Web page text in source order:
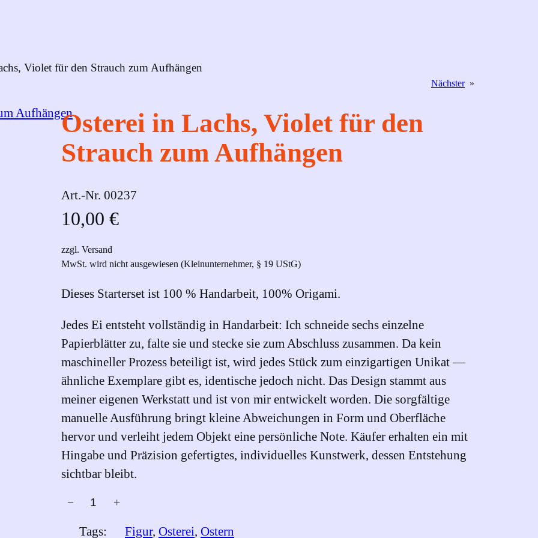
Violet für den Strauch zum Aufhängen
Nächster »
Osterei in Lachs, Violet für den
Strauch zum Aufhängen
Art.-Nr. 00237
10,00 €
zzgl. Versand
MwSt. wird nicht ausgewiesen (Kleinunternehmer, § 19 UStG)
Dieses Starterset ist 100 % Handarbeit, 100% Origami.
Jedes Ei entsteht vollständig in Handarbeit: Ich schneide sechs einzelne
Papierblätter zu, falte sie und stecke sie zum Abschluss zusammen. Da kein
maschineller Prozess beteiligt ist, wird jedes Stück zum einzigartigen Unikat —
ähnliche Exemplare gibt es, identische jedoch nicht. Das Design stammt aus
meiner eigenen Werkstatt und ist von mir entwickelt worden. Die sorgfältige
manuelle Ausführung bringt kleine Abweichungen in Form und Oberfläche
hervor und verleiht jedem Objekt eine persönliche Note. Käufer erhalten ein mit
Hingabe und Präzision gefertigtes, individuelles Kunstwerk, dessen Entstehung
sichtbar bleibt.
O− +
Tags: Figur, Osterei, Ostern